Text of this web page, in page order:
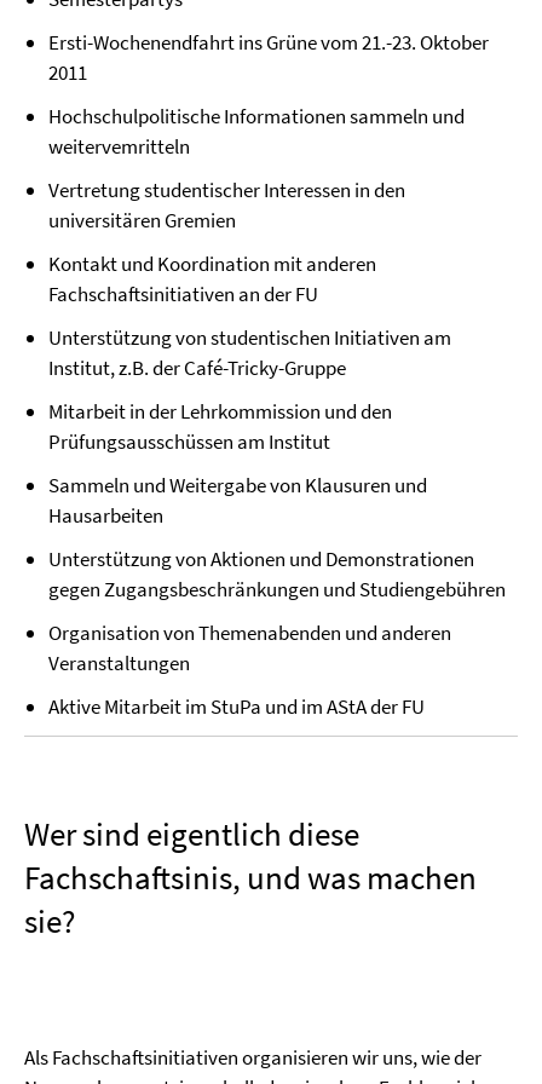
Ersti-Wochenendfahrt ins Grüne vom 21.-23. Oktober
2011
Hochschulpolitische Informationen sammeln und
weitervemritteln
Vertretung studentischer Interessen in den
universitären Gremien
Kontakt und Koordination mit anderen
Fachschaftsinitiativen an der FU
Unterstützung von studentischen Initiativen am
Institut, z.B. der Café-Tricky-Gruppe
Mitarbeit in der Lehrkommission und den
Prüfungsausschüssen am Institut
Sammeln und Weitergabe von Klausuren und
Hausarbeiten
Unterstützung von Aktionen und Demonstrationen
gegen Zugangsbeschränkungen und Studiengebühren
Organisation von Themenabenden und anderen
Veranstaltungen
Aktive Mitarbeit im StuPa und im AStA der FU
Wer sind eigentlich diese
Fachschaftsinis, und was machen
sie?
Als Fachschaftsinitiativen organisieren wir uns, wie der